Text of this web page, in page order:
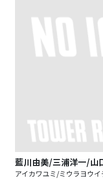
藍川由美/三浦洋一/山
アイカワユミ/ミウラヨウ